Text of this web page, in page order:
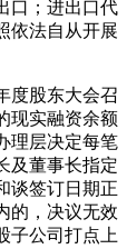
口；进出口代
依法自从开展
股东大会召
现实融资余额
理层决定每笔
及董事长指定
谈签订日期正
的，决议无效
子公司打点上